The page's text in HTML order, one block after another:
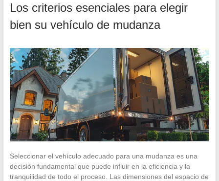
Los criterios esenciales para elegir
bien su vehículo de mudanza
Seleccionar el vehículo adecuado para una mudanza es una
decisión fundamental que puede influir en la eficiencia y la
tranquilidad de todo el proceso. Las dimensiones del espacio de